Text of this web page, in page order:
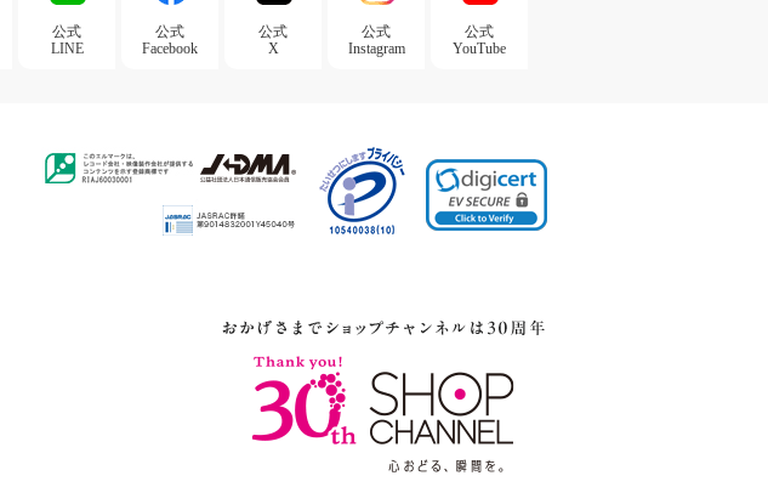
公式
LINE
公式
Facebook
公式
X
公式
Instagram
公式
YouTube